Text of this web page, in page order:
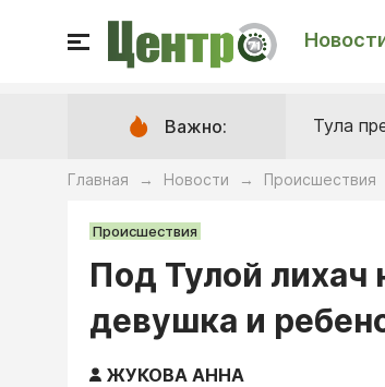
Важно: Тула
Главная → Новости → Происшествия
Происшествия
Под Тулой лихач
девушка и
ЖУКОВА АННА